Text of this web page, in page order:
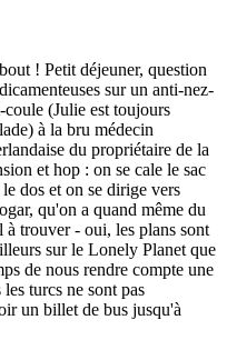
! Petit déjeuner, question
sur un anti-nez-
coule (Julie est toujours
à la bru médecin
du propriétaire de la
et hop : on se cale le sac
le dos et on se dirige vers
qu'on a quand même du
à trouver - oui, les plans sont
sur le Lonely Planet que
de nous rendre compte une
turcs ne sont pas
un billet de bus jusqu'à